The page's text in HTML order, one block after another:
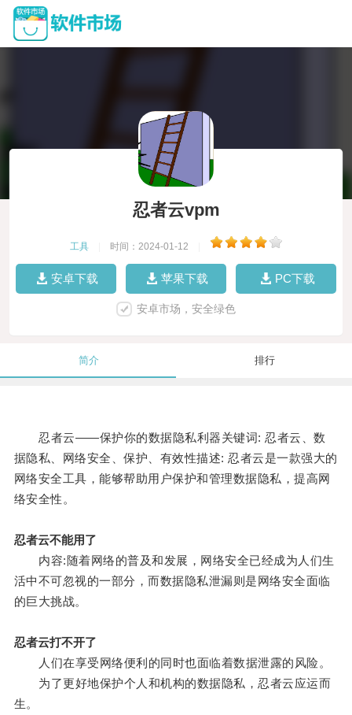
忍者云vpm
工具 时间：2024-01-12
安卓下载 苹果下载 PC下载
安卓市场，安全绿色
简介 排行
忍者云——保护你的数据隐私利器关键词: 忍者云、数
据隐私、网络安全、保护、有效性描述: 忍者云是一款强大的
网络安全工具，能够帮助用户保护和管理数据隐私，提高网
络安全性。
忍者云不能用了
内容:随着网络的普及和发展，网络安全已经成为人们生
活中不可忽视的一部分，而数据隐私泄漏则是网络安全面临
的巨大挑战。
忍者云打不开了
人们在享受网络便利的同时也面临着数据泄露的风险。
为了更好地保护个人和机构的数据隐私，忍者云应运而
生。